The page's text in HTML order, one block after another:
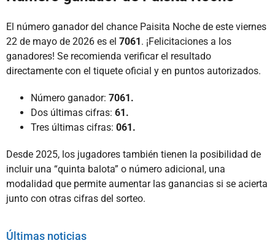
El número ganador del chance Paisita Noche de este viernes
22 de mayo de 2026 es el 7061. ¡Felicitaciones a los
ganadores! Se recomienda verificar el resultado
directamente con el tiquete oficial y en puntos autorizados.
Número ganador: 7061.
Dos últimas cifras: 61.
Tres últimas cifras: 061.
Desde 2025, los jugadores también tienen la posibilidad de
incluir una “quinta balota” o número adicional, una
modalidad que permite aumentar las ganancias si se acierta
junto con otras cifras del sorteo.
Últimas noticias